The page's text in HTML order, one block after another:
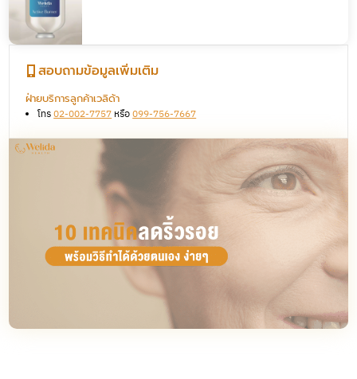
สอบถามข้อมูลเพิ่มเติม
ฝ่ายบริการลูกค้าเวลิด้า
โทร02-002-7757หรือ099-756-7667